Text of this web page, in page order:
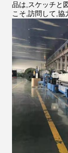
品は,スケッチと
こそ,訪問して,協